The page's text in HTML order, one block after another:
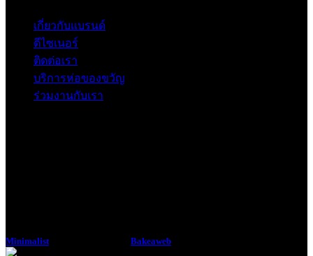
เกี่ยวกับแบรนด์
ดีไซเนอร์
ติดต่อเรา
บริการห่อของขวัญ
ร่วมงานกับเรา
Minimalist Bakeaweb